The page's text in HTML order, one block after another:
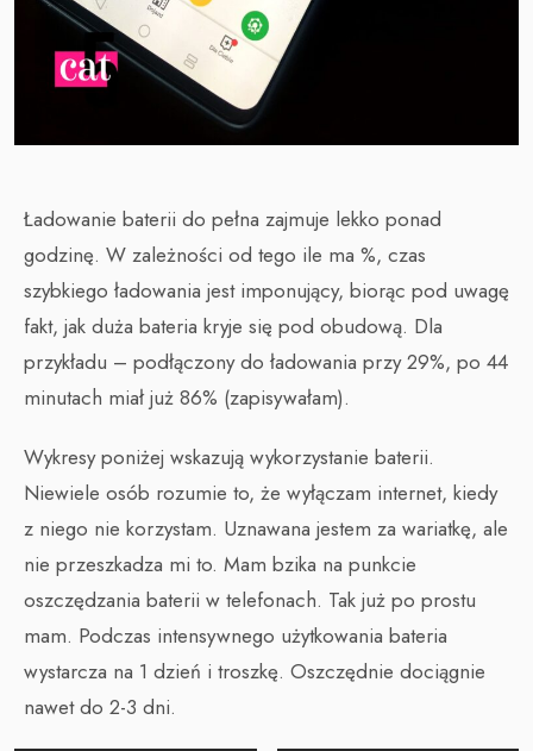
Ładowanie baterii do pełna zajmuje lekko ponad
godzinę. W zależności od tego ile ma %, czas
szybkiego ładowania jest imponujący, biorąc pod uwagę
fakt, jak duża bateria kryje się pod obudową. Dla
przykładu – podłączony do ładowania przy 29%, po 44
minutach miał już 86% (zapisywałam).
Wykresy poniżej wskazują wykorzystanie baterii.
Niewiele osób rozumie to, że wyłączam internet, kiedy
z niego nie korzystam. Uznawana jestem za wariatkę, ale
nie przeszkadza mi to. Mam bzika na punkcie
oszczędzania baterii w telefonach. Tak już po prostu
mam. Podczas intensywnego użytkowania bateria
wystarcza na 1 dzień i troszkę. Oszczędnie dociągnie
nawet do 2-3 dni.